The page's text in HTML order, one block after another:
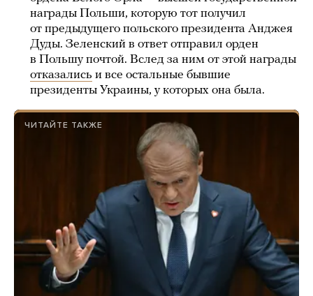
награды Польши, которую тот получил
от предыдущего польского президента Анджея
Дуды. Зеленский в ответ отправил орден
в Польшу почтой. Вслед за ним от этой награды
отказались и все остальные бывшие
президенты Украины, у которых она была.
ЧИТАЙТЕ ТАКЖЕ